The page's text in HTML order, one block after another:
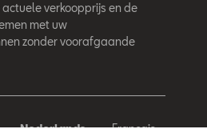
verkoopprijs en de
met uw
zonder voorafgaande
Nederlands Français